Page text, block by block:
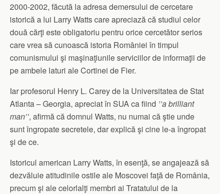
2000-2002, făcută la adresa demersului de cercetare
istorică a lui Larry Watts care apreciază că studiul celor
două cărţi este obligatoriu pentru orice cercetător serios
care vrea să cunoască istoria României în timpul
comunismului şi maşinaţiunile serviciilor de informaţii de
pe ambele laturi ale Cortinei de Fier.
Iar profesorul Henry L. Carey de la Universitatea de Stat
Atlanta – Georgia, apreciat în SUA ca fiind ’’a brilliant
man’’, afirmă că domnul Watts, nu numai că ştie unde
sunt îngropate secretele, dar explică şi cine le-a îngropat
şi de ce.
Istoricul american Larry Watts, în esenţă, se angajează să
dezvăluie atitudinile ostile ale Moscovei faţă de România,
precum şi ale celorlalţi membri ai Tratatului de la